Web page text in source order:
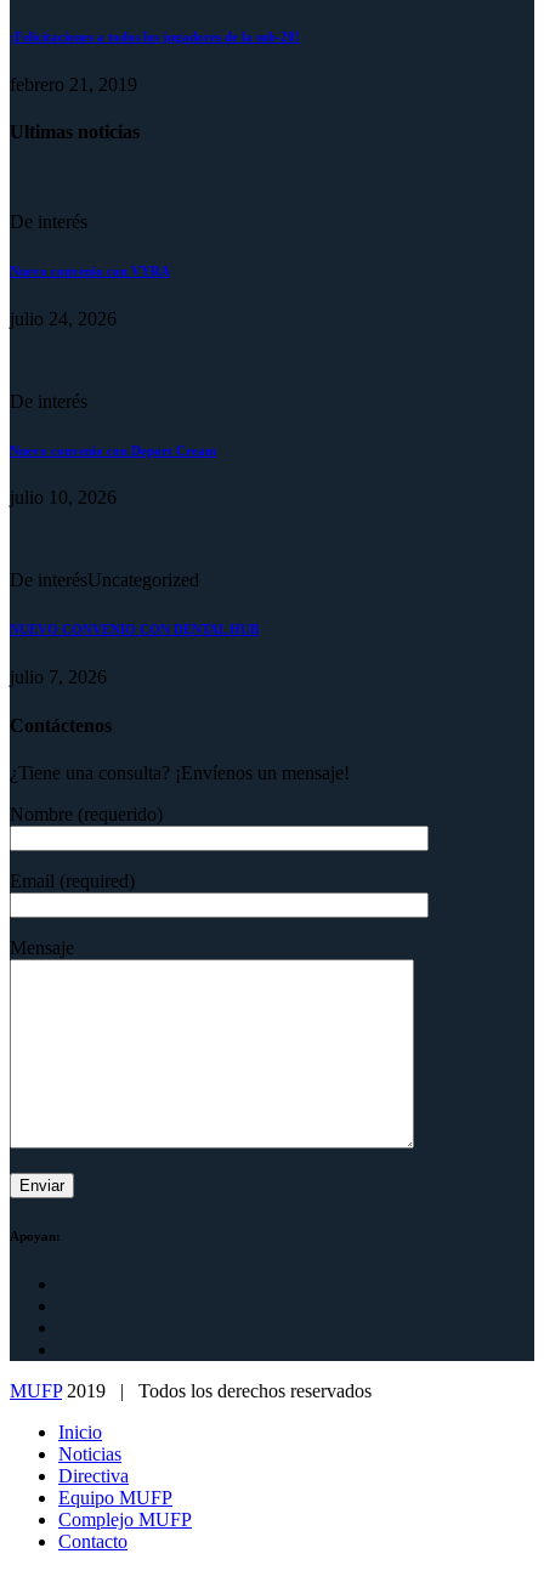
¡Felicitaciones a todos los jugadores de la sub-20!
febrero 21, 2019
Ultimas noticias
De interés
Nuevo convenio con VYRA
julio 24, 2026
De interés
Nuevo convenio con Deport Cream
julio 10, 2026
De interésUncategorized
NUEVO CONVENIO CON DENTAL HUB
julio 7, 2026
Contáctenos
¿Tiene una consulta? ¡Envíenos un mensaje!
Nombre (requerido)
Email (required)
Mensaje
Apoyan:
MUFP2019 | Todos los derechos reservados
Inicio
Noticias
Directiva
Equipo MUFP
Complejo MUFP
Contacto